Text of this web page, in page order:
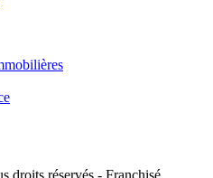
réservés - Franchisé